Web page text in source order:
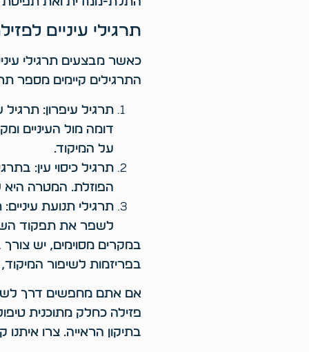
תרגילי עיניים
כאשר מבצעים תרגילי
התרגילים קיימים מספר
תרגיל עיפרון:
דומה מול העיניים
על המיקוד.
תרגיל כיסוי עין:
הפוזלת. המטרה היא
תרגילי תנועת
לשפר את תפקוד
במקרים מסוימים, יש
בפריזמות לשיפור
אם אתם מחפשים דרך לשפר
פזילה כחלק מתוכנית
בתיקון הראייה. צרו